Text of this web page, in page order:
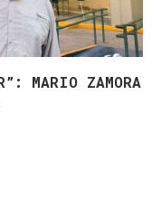
MARIO ZAMORA